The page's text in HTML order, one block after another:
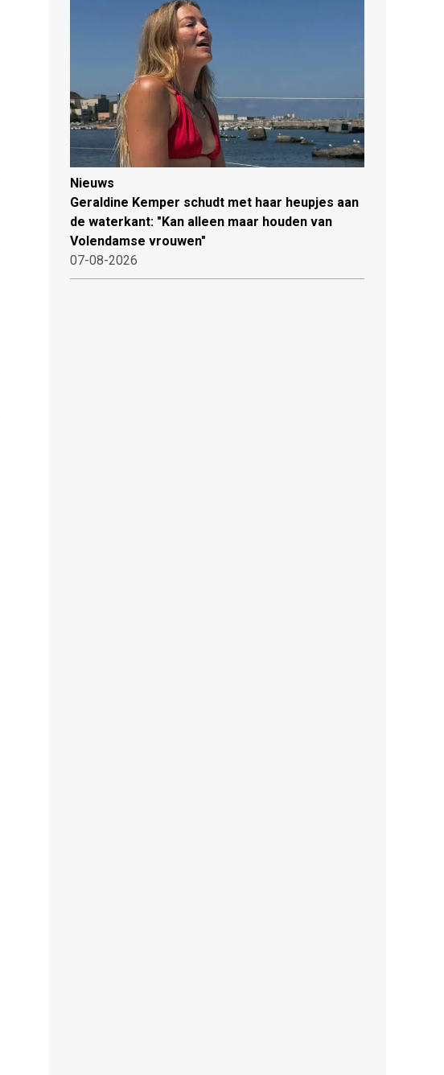
Nieuws
Geraldine Kemper schudt met haar heupjes aan
de waterkant: "Kan alleen maar houden van
Volendamse vrouwen"
07-08-2026